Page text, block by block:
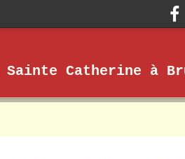
Catherine à